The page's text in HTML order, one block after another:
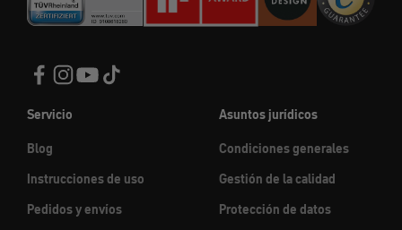
Servicio
Blog
Instrucciones de uso
Pedidos y envíos
Asuntos jurídicos
Condiciones generales
Gestión de la calidad
Protección de datos